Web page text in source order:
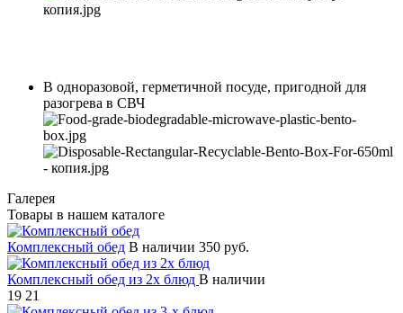
В одноразовой, герметичной посуде, пригодной для
разогрева в СВЧ
Галерея
Товары в нашем каталоге
Комплексный обед В наличии 350 руб.
Комплексный обед из 2х блюд В наличии
19 21